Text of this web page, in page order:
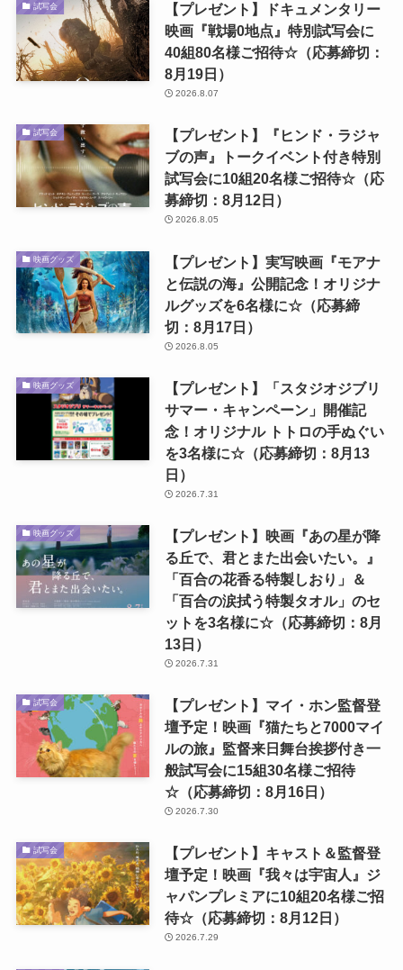
試写会
【プレゼント】ドキュメンタリー
映画『戦場0地点』特別試写会に
40組80名様ご招待☆（応募締切：
8月19日）
2026.8.07
試写会
【プレゼント】『ヒンド・ラジャ
ブの声』トークイベント付き特別
試写会に10組20名様ご招待☆（応
募締切：8月12日）
2026.8.05
映画グッズ
【プレゼント】実写映画『モアナ
と伝説の海』公開記念！オリジナ
ルグッズを6名様に☆（応募締
切：8月17日）
2026.8.05
映画グッズ
【プレゼント】「スタジオジブリ
サマー・キャンペーン」開催記
念！オリジナル トトロの手ぬぐい
を3名様に☆（応募締切：8月13
日）
2026.7.31
映画グッズ
【プレゼント】映画『あの星が降
る丘で、君とまた出会いたい。』
「百合の花香る特製しおり」＆
「百合の涙拭う特製タオル」のセ
ットを3名様に☆（応募締切：8月
13日）
2026.7.31
試写会
【プレゼント】マイ・ホン監督登
壇予定！映画『猫たちと7000マイ
ルの旅』監督来日舞台挨拶付き一
般試写会に15組30名様ご招待
☆（応募締切：8月16日）
2026.7.30
試写会
【プレゼント】キャスト＆監督登
壇予定！映画『我々は宇宙人』ジ
ャパンプレミアに10組20名様ご招
待☆（応募締切：8月12日）
2026.7.29